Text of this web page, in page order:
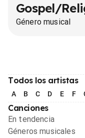
Gospel/
Género musical
Todos los artistas
A B C D E F
Canciones
En tendencia
Géneros musicales